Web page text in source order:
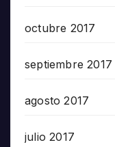
octubre 2017
septiembre 2017
agosto 2017
julio 2017